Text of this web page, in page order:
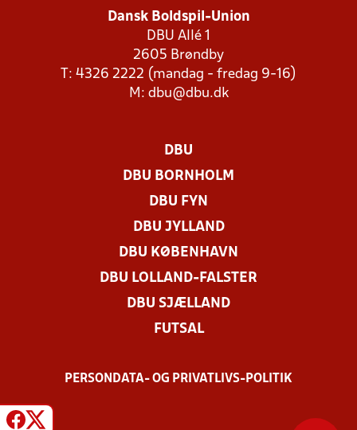
Dansk Boldspil-Union
DBU Allé 1
2605 Brøndby
T: 4326 2222 (mandag - fredag 9-16)
M: dbu@dbu.dk
DBU
DBU BORNHOLM
DBU FYN
DBU JYLLAND
DBU KØBENHAVN
DBU LOLLAND-FALSTER
DBU SJÆLLAND
FUTSAL
PERSONDATA- OG PRIVATLIVS-POLITIK